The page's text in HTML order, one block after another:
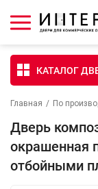
КАТАЛОГ
Главная / По
Дверь
окрашенная
отбойными